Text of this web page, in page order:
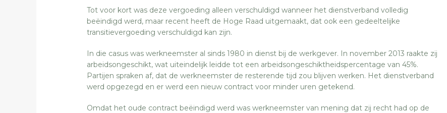
Tot voor kort was deze vergoeding alleen verschuldigd wanneer het dienstverband volledig
beëindigd werd, maar recent heeft de Hoge Raad uitgemaakt, dat ook een gedeeltelijke
transitievergoeding verschuldigd kan zijn.
In die casus was werkneemster al sinds 1980 in dienst bij de werkgever. In november 2013 raakte zij
arbeidsongeschikt, wat uiteindelijk leidde tot een arbeidsongeschiktheidspercentage van 45%.
Partijen spraken af, dat de werkneemster de resterende tijd zou blijven werken. Het dienstverband
werd opgezegd en er werd een nieuw contract voor minder uren getekend.
Omdat het oude contract beëindigd werd was werkneemster van mening dat zij recht had op de